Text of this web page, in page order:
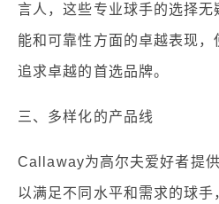
言人，这些专业球手的选择
能和可靠性方面的卓越表现，
追求卓越的首选品牌。
三、多样化的产品线
Callaway为高尔夫爱好者提
以满足不同水平和需求的球